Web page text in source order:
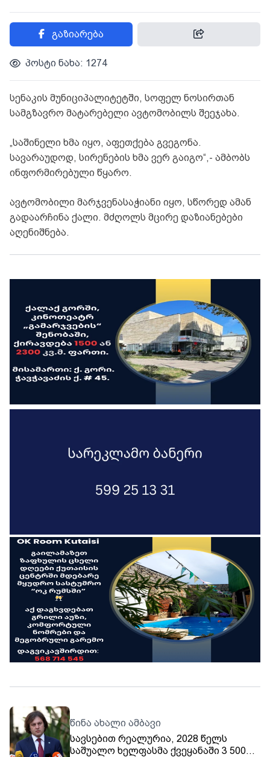
გაზიარება
პოსტი ნახა: 1274
სენაკის მუნიციპალიტეტში, სოფელ ნოსირთან
სამგზავრო მატარებელი ავტომობილს შეეჯახა.
„საშინელი ხმა იყო, აფეთქება გვეგონა.
სავარაუდოდ, სირენების ხმა ვერ გაიგო“,- ამბობს
ინფორმირებული წყარო.
ავტომობილი მარჯვენასაჭიანი იყო, სწორედ ამან
გადაარჩინა ქალი. მძღოლს მცირე დაზიანებები
აღენიშნება.
წინა ახალი ამბავი
სავსებით რეალურია, 2028 წელს
საშუალო ხელფასმა ქვეყანაში 3 500